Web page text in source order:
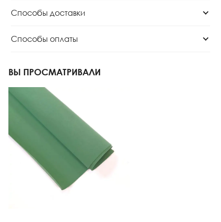
Способы доставки
Способы оплаты
ВЫ ПРОСМАТРИВАЛИ